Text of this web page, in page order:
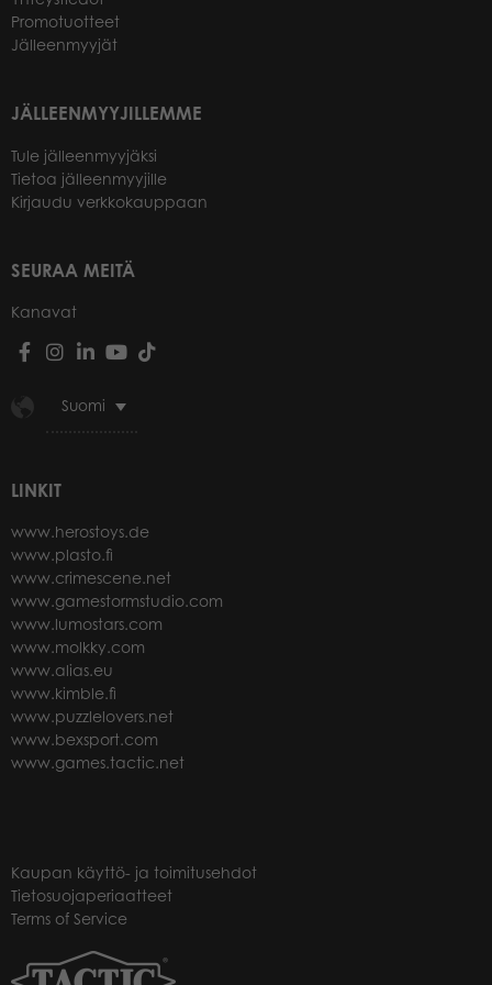
Promotuotteet
Jälleenmyyjät
JÄLLEENMYYJILLEMME
Tule jälleenmyyjäksi
Tietoa jälleenmyyjille
Kirjaudu verkkokauppaan
SEURAA MEITÄ
Kanavat
Suomi
LINKIT
www.herostoys.de
www.plasto.fi
www.crimescene.net
www.gamestormstudio.com
www.lumostars.com
www.molkky.com
www.alias.eu
www.kimble.fi
www.puzzlelovers.net
www.bexsport.com
www.games.tactic.net
Kaupan käyttö- ja toimitusehdot
Tietosuojaperiaatteet
Terms of Service